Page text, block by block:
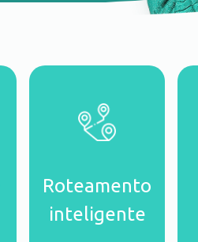
Roteamento
inteligente